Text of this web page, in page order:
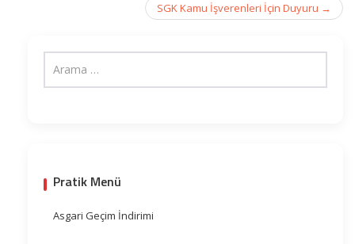
SGK Kamu İşverenleri İçin Duyuru →
Pratik Menü
Asgari Geçim İndirimi